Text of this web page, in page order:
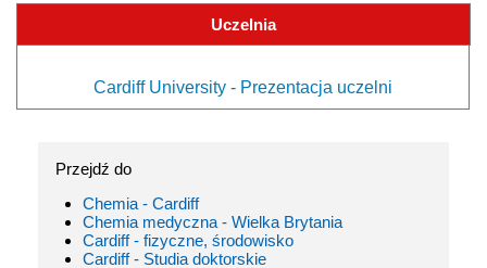
Uczelnia
Cardiff University - Prezentacja uczelni
Przejdź do
Chemia - Cardiff
Chemia medyczna - Wielka Brytania
Cardiff - fizyczne, środowisko
Cardiff - Studia doktorskie